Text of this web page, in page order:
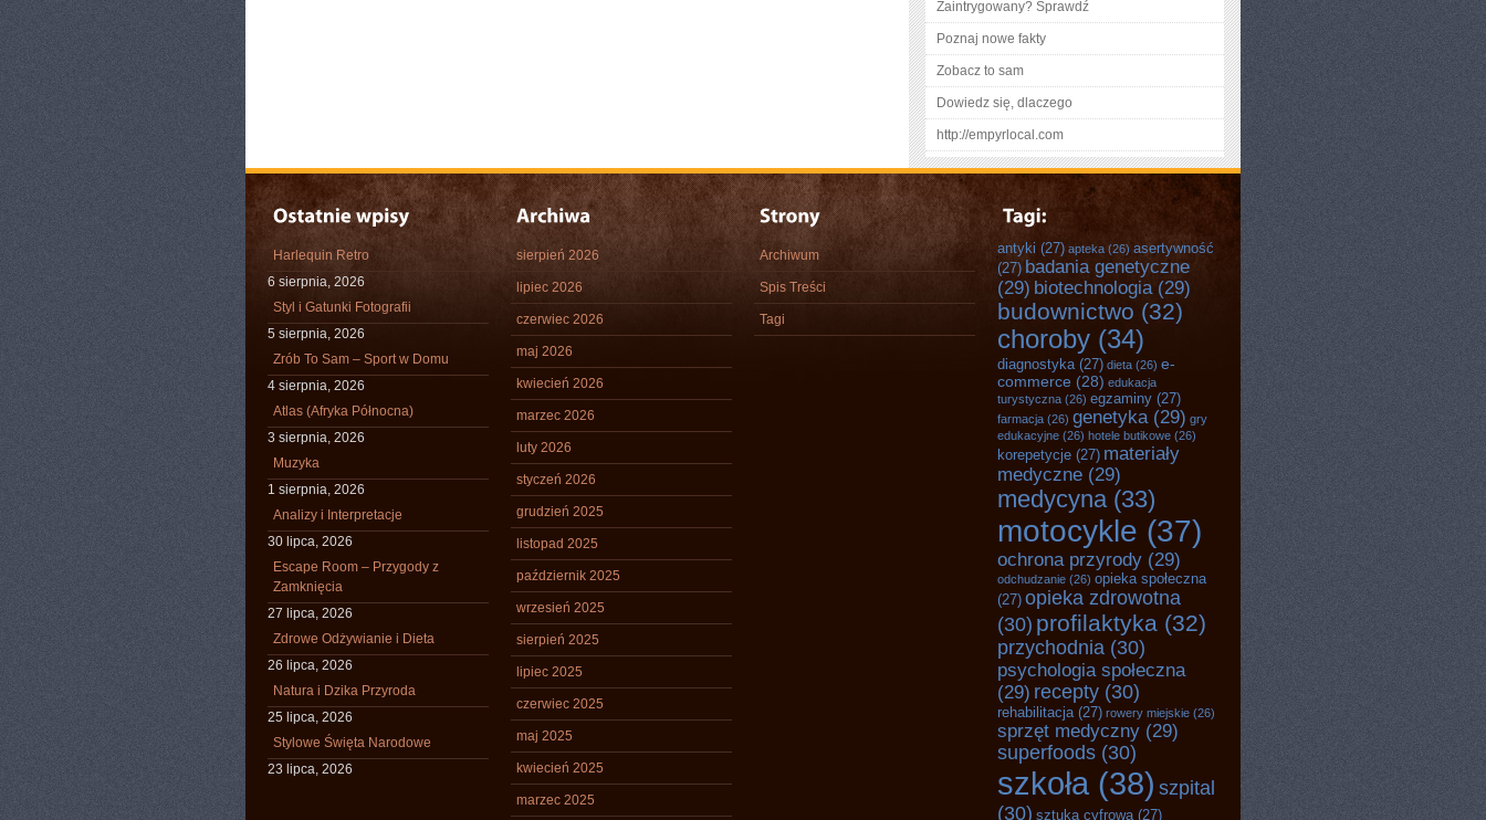
Zaintrygowany? Sprawdź
Poznaj nowe fakty
Zobacz to sam
Dowiedz się, dlaczego
http://empyrlocal.com
Harlequin Retro
6 sierpnia, 2026
Styl i Gatunki Fotografii
5 sierpnia, 2026
Zrób To Sam – Sport w Domu
4 sierpnia, 2026
Atlas (Afryka Północna)
3 sierpnia, 2026
Muzyka
1 sierpnia, 2026
Analizy i Interpretacje
30 lipca, 2026
Escape Room – Przygody z
Zamknięcia
27 lipca, 2026
Zdrowe Odżywianie i Dieta
26 lipca, 2026
Natura i Dzika Przyroda
25 lipca, 2026
Stylowe Święta Narodowe
23 lipca, 2026
sierpień 2026
lipiec 2026
czerwiec 2026
maj 2026
kwiecień 2026
marzec 2026
luty 2026
styczeń 2026
grudzień 2025
listopad 2025
październik 2025
wrzesień 2025
sierpień 2025
lipiec 2025
czerwiec 2025
maj 2025
kwiecień 2025
marzec 2025
Archiwum
Spis Treści
Tagi
antyki (27) apteka (26) asertywność
(27) badania genetyczne
(29) biotechnologia (29)
budownictwo (32)
choroby (34)
diagnostyka(27) dieta (26) e-
commerce (28) edukacja
turystyczna (26) egzaminy (27)
farmacja (26) genetyka (29) gry
edukacyjne (26) hotele butikowe (26)
korepetycje (27) materiały
medyczne (29)
medycyna(33)
motocykle (37)
ochrona przyrody (29)
odchudzanie (26) opieka społeczna
(27) opieka zdrowotna
(30) profilaktyka (32)
przychodnia (30)
psychologia społeczna
(29) recepty (30)
rehabilitacja(27) rowery miejskie (26)
sprzęt medyczny (29)
superfoods (30)
szkoła (38) szpital
(30) sztuka cyfrowa(27)